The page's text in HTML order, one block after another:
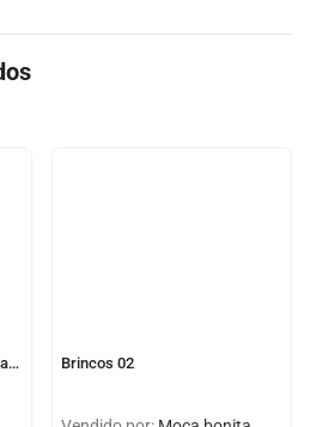
Power Stay Batom Preciso Matte 10h Brincos 02